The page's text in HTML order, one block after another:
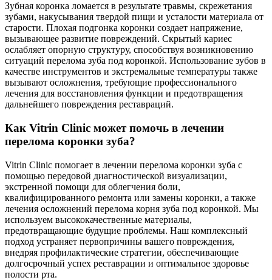
Зубная коронка ломается в результате травмы, скрежетания
зубами, накусывания твердой пищи и усталости материала от
старости. Плохая подгонка коронки создает напряжение,
вызывающее развитие повреждений. Скрытый кариес
ослабляет опорную структуру, способствуя возникновению
ситуаций перелома зуба под коронкой. Использование зубов в
качестве инструментов и экстремальные температуры также
вызывают осложнения, требующие профессионального
лечения для восстановления функции и предотвращения
дальнейшего повреждения реставраций.
Как Vitrin Clinic может помочь в лечении
перелома коронки зуба?
Vitrin Clinic помогает в лечении перелома коронки зуба с
помощью передовой диагностической визуализации,
экстренной помощи для облегчения боли,
квалифицированного ремонта или замены коронки, а также
лечения осложнений перелома корня зуба под коронкой. Мы
используем высококачественные материалы,
предотвращающие будущие проблемы. Наш комплексный
подход устраняет первопричины вашего повреждения,
внедряя профилактические стратегии, обеспечивающие
долгосрочный успех реставрации и оптимальное здоровье
полости рта.